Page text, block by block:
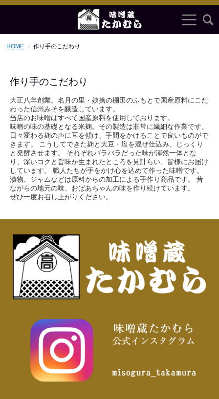
HOME 作り手のこだわり
作り手のこだわり
大正八年創業。名月の里・姨捨の棚田のふもとで国産原料にこだ
わった信州みそを醸造しています。
当店のお味噌はすべて国産原料を使用しております。
味噌の味の基礎となる米麹。その製造は非常に繊細な作業です。
日々変わる麹の声に耳を傾け、手間をかけることで良いものがで
きます。 こうしてできた麹と大豆・塩を混ぜ仕込み、じっくり
と発酵させます。 それぞれバラバラだった味が渾然一体とな
り、深いコクと旨味が生まれたところを見計らい、皆様にお届け
しています。 職人たちが手をかけ心を込めて作った味噌です。
漬物、ジャムなどは原料からの加工による手作り商品です。 昔
ながらの地元の味、おばあちゃんの味を作り続けています。
ぜひ一度お召し上がりください。